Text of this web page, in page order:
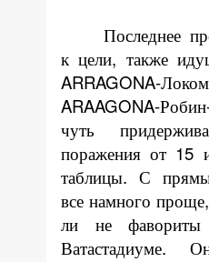
Последнее
к цели, также
ARRAGONA-
ARAAGONA-
чуть
поражения от 15
таблицы. С
все намного
ли не фавориты
Ватастадиуме.